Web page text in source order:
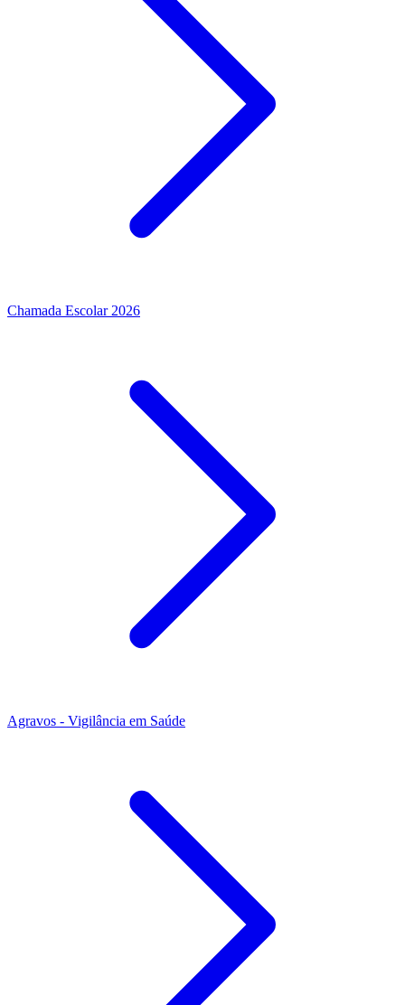
Chamada Escolar 2026
Agravos - Vigilância em Saúde